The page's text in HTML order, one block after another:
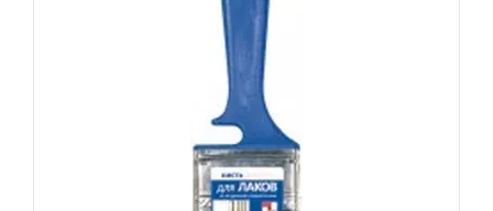
Добавляйте товары
Оплачивайте сегодня только